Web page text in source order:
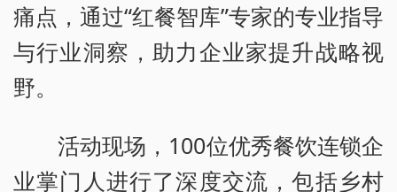
痛点，通过“红餐智库”专家的专业指导
与行业洞察，助力企业家提升战略视
野。
活动现场，100位优秀餐饮连锁企
业掌门人进行了深度交流，包括乡村